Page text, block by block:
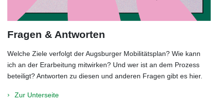
Fragen & Antworten
Welche Ziele verfolgt der Augsburger Mobilitätsplan? Wie kann
ich an der Erarbeitung mitwirken? Und wer ist an dem Prozess
beteiligt? Antworten zu diesen und anderen Fragen gibt es hier.
Zur Unterseite